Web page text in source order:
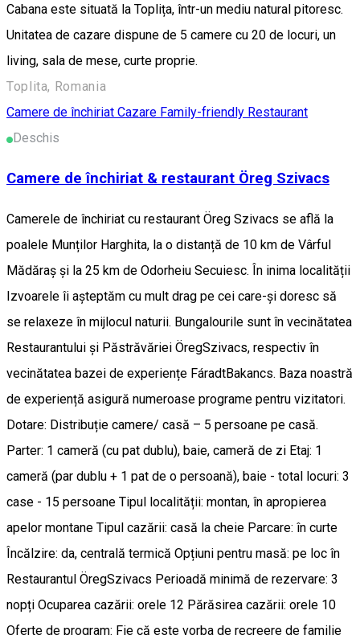
Cabana este situată la Toplița, într-un mediu natural pitoresc.
Unitatea de cazare dispune de 5 camere cu 20 de locuri, un
living, sala de mese, curte proprie.
Toplita, Romania
Camere de închiriat Cazare Family-friendly Restaurant
Deschis
Camere de închiriat & restaurant Öreg Szivacs
Camerele de închiriat cu restaurant Öreg Szivacs se află la
poalele Munților Harghita, la o distanță de 10 km de Vârful
Mădăraș și la 25 km de Odorheiu Secuiesc. În inima localității
Izvoarele îi așteptăm cu mult drag pe cei care-și doresc să
se relaxeze în mijlocul naturii. Bungalourile sunt în vecinătatea
Restaurantului și Păstrăvăriei ÖregSzivacs, respectiv în
vecinătatea bazei de experiențe FáradtBakancs. Baza noastră
de experiență asigură numeroase programe pentru vizitatori.
Dotare: Distribuție camere/ casă – 5 persoane pe casă.
Parter: 1 cameră (cu pat dublu), baie, cameră de zi Etaj: 1
cameră (par dublu + 1 pat de o persoană), baie - total locuri: 3
case - 15 persoane Tipul localității: montan, în apropierea
apelor montane Tipul cazării: casă la cheie Parcare: în curte
Încălzire: da, centrală termică Opțiuni pentru masă: pe loc în
Restaurantul ÖregSzivacs Perioadă minimă de rezervare: 3
nopți Ocuparea cazării: orele 12 Părăsirea cazării: orele 10
Oferte de program: Fie că este vorba de recreere de familie